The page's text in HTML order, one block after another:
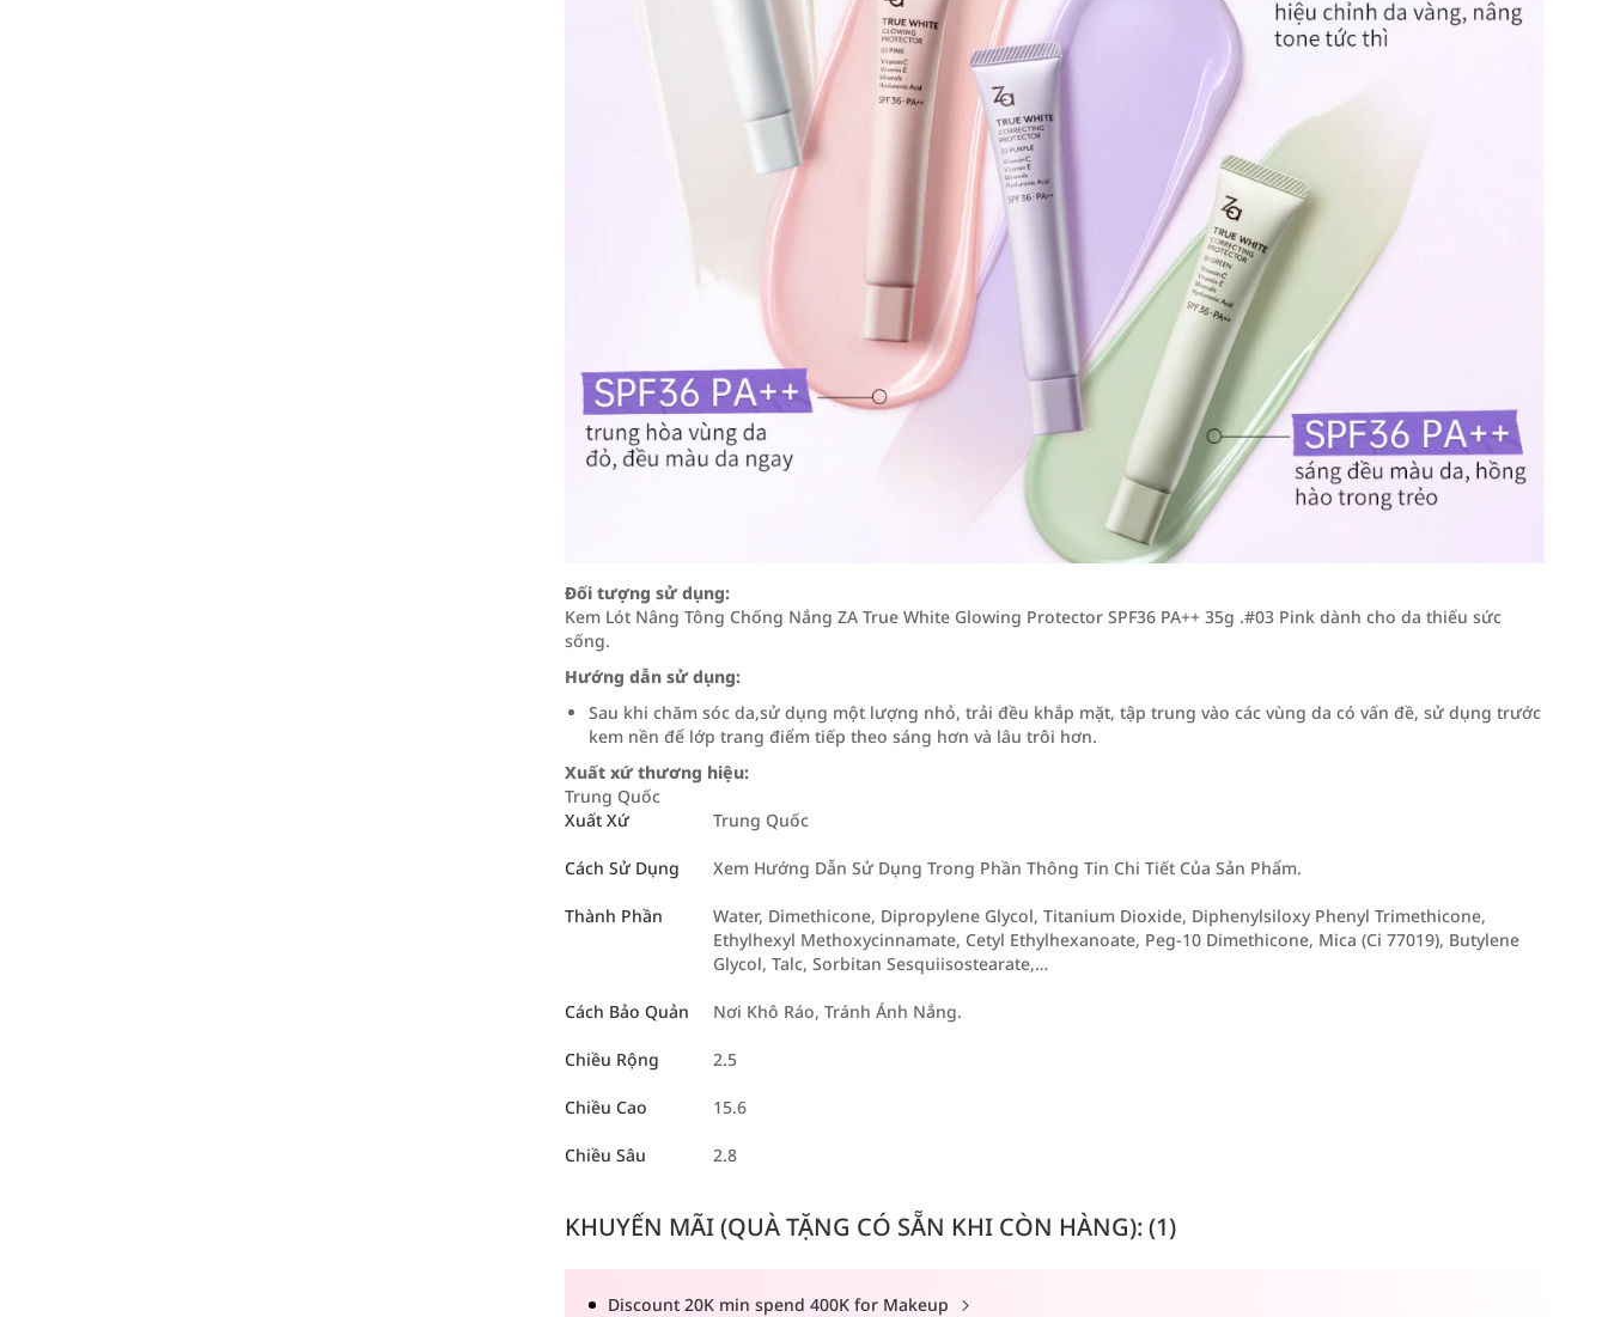
Đối tượng sử dụng:
Kem Lót Nâng Tông Chống Nắng ZA True White Glowing Protector SPF36 PA++ 35g .#03 Pink dành cho da thiếu sức
sống.
Hướng dẫn sử dụng:
Sau khi chăm sóc da,sử dụng một lượng nhỏ, trải đều khắp mặt, tập trung vào các vùng da có vấn đề, sử dụng trước
kem nền để lớp trang điểm tiếp theo sáng hơn và lâu trôi hơn.
Xuất xứ thương hiệu:
Trung Quốc
Xuất Xứ
Trung Quốc
Cách Sử Dụng Xem Hướng Dẫn Sử Dụng Trong Phần Thông Tin Chi Tiết Của Sản Phẩm.
Thành Phần
Water, Dimethicone, Dipropylene Glycol, Titanium Dioxide, Diphenylsiloxy Phenyl Trimethicone,
Ethylhexyl Methoxycinnamate, Cetyl Ethylhexanoate, Peg-10 Dimethicone, Mica (Ci 77019), Butylene
Glycol, Talc, Sorbitan Sesquiisostearate,…
Cách Bảo Quản Nơi Khô Ráo, Tránh Ánh Nắng.
Chiều Rộng 2.5
Chiều Cao 15.6
Chiều Sâu 2.8
KHUYẾN MÃI (QUÀ TẶNG CÓ SẴN KHI CÒN HÀNG): (1)
Discount 20K min spend 400K for Makeup